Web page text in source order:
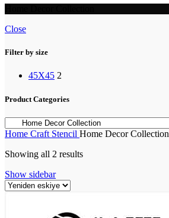
Close
Filter by size
45X45 2
Product Categories
Home Craft Stencil Home Decor Collection
Showing all 2 results
Show sidebar